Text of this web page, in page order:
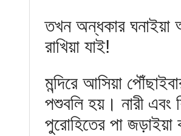
তখন অন্ধকার ঘনাইয়া
রাখিয়া যাই!
মন্দিরে আসিয়া
পশুবলি হয়। নারী এবং
পুরোহিতের পা